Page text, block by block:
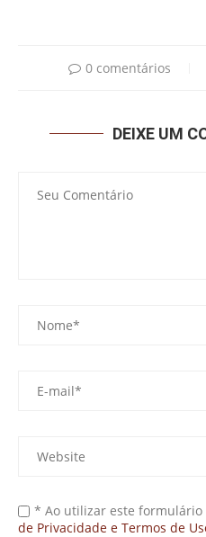
0 comentários
DEIXE UM
* Ao utilizar este formulário
de Privacidade e Termos de